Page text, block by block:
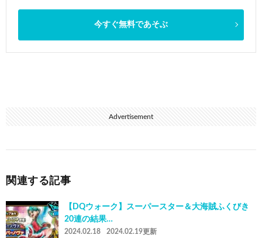
今すぐ無料であそぶ
Advertisement
関連する記事
【DQウォーク】スーパースター＆大海賊ふくびき
20連の結果…
2024.02.18 2024.02.19更新